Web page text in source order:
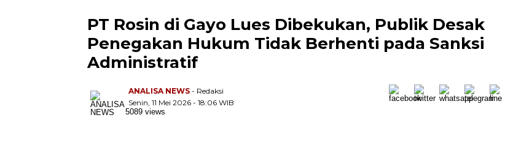
PT Rosin di Gayo Lues Dibekukan, Publik Desak
Penegakan Hukum Tidak Berhenti pada Sanksi
Administratif
ANALISA NEWS - Redaksi
Senin, 11 Mei 2026 - 18:06 WIB
5089 views